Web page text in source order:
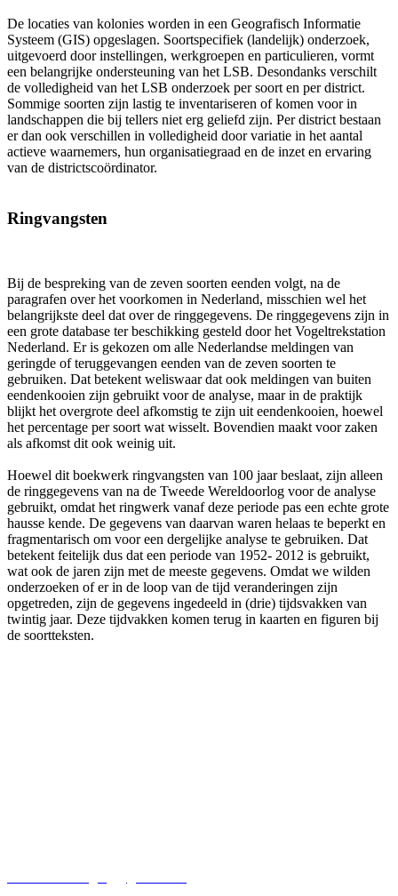
De locaties van kolonies worden in een Geografisch Informatie
Systeem (GIS) opgeslagen. Soortspecifiek (landelijk) onderzoek,
uitgevoerd door instellingen, werkgroepen en particulieren, vormt
een belangrijke ondersteuning van het LSB. Desondanks verschilt
de volledigheid van het LSB onderzoek per soort en per district.
Sommige soorten zijn lastig te inventariseren of komen voor in
landschappen die bij tellers niet erg geliefd zijn. Per district bestaan
er dan ook verschillen in volledigheid door variatie in het aantal
actieve waarnemers, hun organisatiegraad en de inzet en ervaring
van de districtscoördinator.
Ringvangsten
Bij de bespreking van de zeven soorten eenden volgt, na de
paragrafen over het voorkomen in Nederland, misschien wel het
belangrijkste deel dat over de ringgegevens. De ringgegevens zijn in
een grote database ter beschikking gesteld door het Vogeltrekstation
Nederland. Er is gekozen om alle Nederlandse meldingen van
geringde of teruggevangen eenden van de zeven soorten te
gebruiken. Dat betekent weliswaar dat ook meldingen van buiten
eendenkooien zijn gebruikt voor de analyse, maar in de praktijk
blijkt het overgrote deel afkomstig te zijn uit eendenkooien, hoewel
het percentage per soort wat wisselt. Bovendien maakt voor zaken
als afkomst dit ook weinig uit.
Hoewel dit boekwerk ringvangsten van 100 jaar beslaat, zijn alleen
de ringgegevens van na de Tweede Wereldoorlog voor de analyse
gebruikt, omdat het ringwerk vanaf deze periode pas een echte grote
hausse kende. De gegevens van daarvan waren helaas te beperkt en
fragmentarisch om voor een dergelijke analyse te gebruiken. Dat
betekent feitelijk dus dat een periode van 1952- 2012 is gebruikt,
wat ook de jaren zijn met de meeste gegevens. Omdat we wilden
onderzoeken of er in de loop van de tijd veranderingen zijn
opgetreden, zijn de gegevens ingedeeld in (drie) tijdsvakken van
twintig jaar. Deze tijdvakken komen terug in kaarten en figuren bij
de soortteksten.